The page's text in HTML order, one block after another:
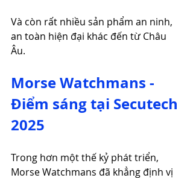
Và còn rất nhiều sản phẩm an ninh,
an toàn hiện đại khác đến từ Châu
Âu.
Morse Watchmans -
Điểm sáng tại Secutech
2025
Trong hơn một thế kỷ phát triển,
Morse Watchmans đã khẳng định vị